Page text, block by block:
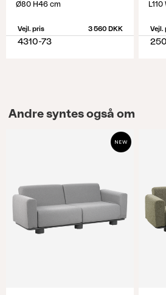
Ø80 H46 cm
Vejl. pris 3 560 DKK
4310-73
Vejl.
Andre syntes også om